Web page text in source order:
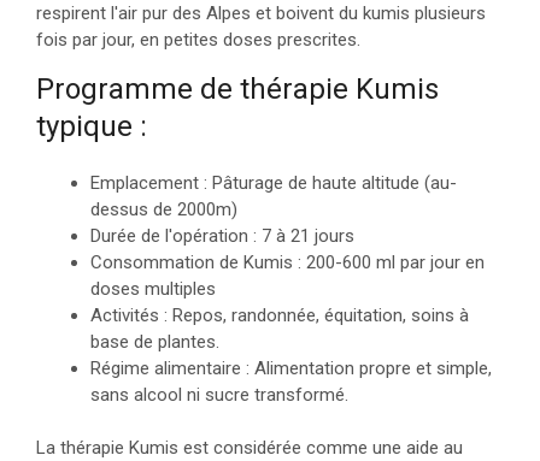
respirent l'air pur des Alpes et boivent du kumis plusieurs
fois par jour, en petites doses prescrites.
Programme de thérapie Kumis
typique :
Emplacement : Pâturage de haute altitude (au-
dessus de 2000m)
Durée de l'opération : 7 à 21 jours
Consommation de Kumis : 200-600 ml par jour en
doses multiples
Activités : Repos, randonnée, équitation, soins à
base de plantes.
Régime alimentaire : Alimentation propre et simple,
sans alcool ni sucre transformé.
La thérapie Kumis est considérée comme une aide au